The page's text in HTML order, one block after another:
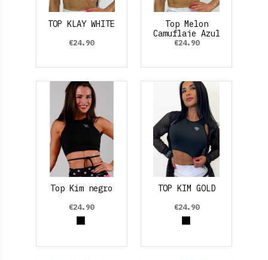
TOP KLAY WHITE
€24.90
Top Melon
Camuflaje Azul
€24.90
Top Kim negro
€24.90
Black
TOP KIM GOLD
€24.90
Black